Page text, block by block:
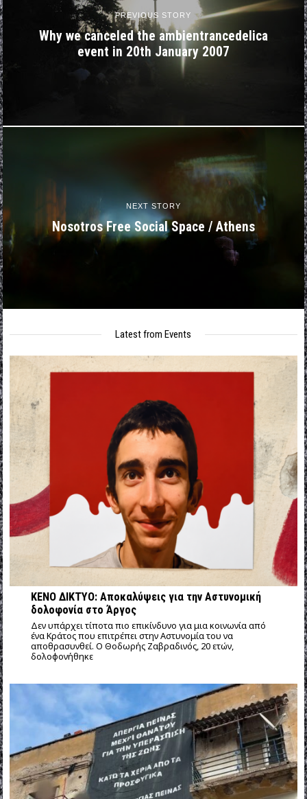
PREVIOUS STORY
Why we canceled the ambientrancedelica
event in 20th January 2007
NEXT STORY
Nosotros Free Social Space / Athens
Latest from Events
ΚΕΝΟ ΔΙΚΤΥΟ: Αποκαλύψεις για την Αστυνομική
δολοφονία στο Άργος
Δεν υπάρχει τίποτα πιο επικίνδυνο για μια κοινωνία από
ένα Κράτος που επιτρέπει στην Αστυνομία του να
αποθρασυνθεί. Ο Θοδωρής Ζαβραδινός, 20 ετών,
δολοφονήθηκε